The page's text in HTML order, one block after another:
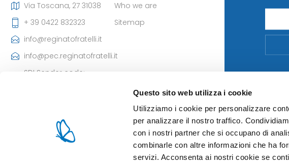
Questo sito web utilizza i cookie
Utilizziamo i cookie per personalizzare
per analizzare il nostro traffico.
con i nostri partner che si occupano di
combinarle con altre informazioni che ha
servizi. Acconsenta ai nostri cookie se
Via Toscana, 27 31038
+ 39 0422 832323
info@reginatofratelli.it
info@pec.reginatofratelli.it
SDI Sender code:
Iscr. CCIAA: 85980 di TV
- Cap. Soc: 101.400,00 €
Who we are
Sitemap